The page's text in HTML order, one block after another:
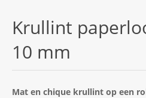
Krullint
10 mm
Mat en chique krullint op een